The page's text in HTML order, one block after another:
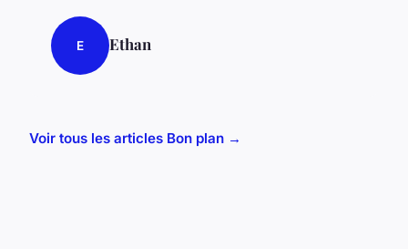
E Ethan
Voir tous les articles Bon plan →